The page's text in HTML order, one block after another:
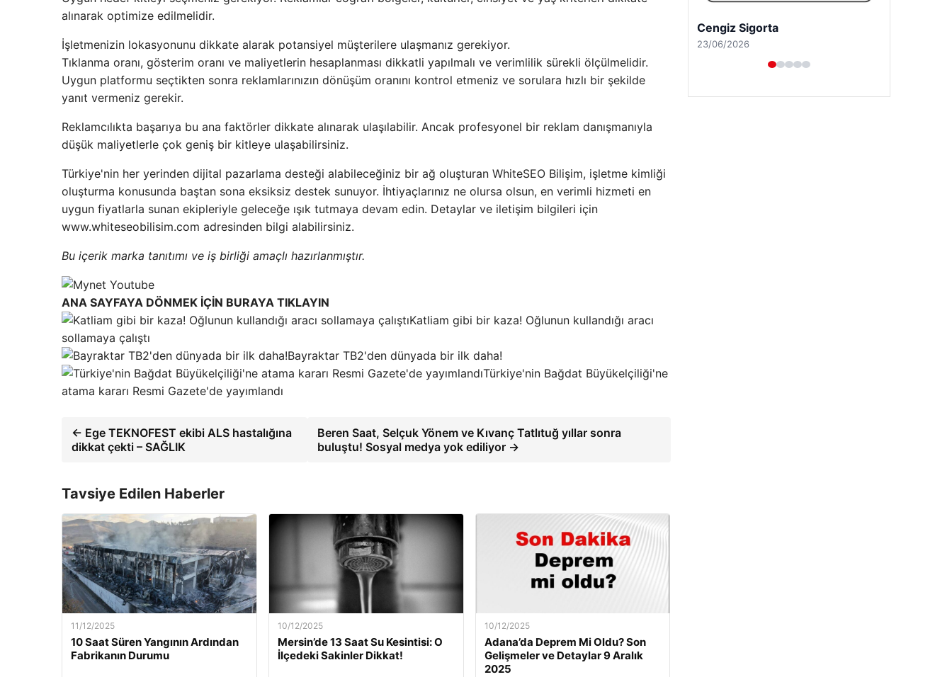
alınarak optimize edilmelidir.
İşletmenizin lokasyonunu dikkate alarak potansiyel müşterilere ulaşmanız gerekiyor.
Tıklanma oranı, gösterim oranı ve maliyetlerin hesaplanması dikkatli yapılmalı ve verimlilik sürekli ölçülmelidir.
Uygun platformu seçtikten sonra reklamlarınızın dönüşüm oranını kontrol etmeniz ve sorulara hızlı bir şekilde
yanıt vermeniz gerekir.
Reklamcılıkta başarıya bu ana faktörler dikkate alınarak ulaşılabilir. Ancak profesyonel bir reklam danışmanıyla
düşük maliyetlerle çok geniş bir kitleye ulaşabilirsiniz.
Türkiye'nin her yerinden dijital pazarlama desteği alabileceğiniz bir ağ oluşturan WhiteSEO Bilişim, işletme kimliği
oluşturma konusunda baştan sona eksiksiz destek sunuyor. İhtiyaçlarınız ne olursa olsun, en verimli hizmeti en
uygun fiyatlarla sunan ekipleriyle geleceğe ışık tutmaya devam edin. Detaylar ve iletişim bilgileri için
www.whiteseobilisim.com adresinden bilgi alabilirsiniz.
Bu içerik marka tanıtımı ve iş birliği amaçlı hazırlanmıştır.
ANA SAYFAYA DÖNMEK İÇİN BURAYA TIKLAYIN
Katliam gibi bir kaza! Oğlunun kullandığı aracı
sollamaya çalıştı
Bayraktar TB2'den dünyada bir ilk daha!
Türkiye'nin Bağdat Büyükelçiliği'ne
atama kararı Resmi Gazete'de yayımlandı
← Ege TEKNOFEST ekibi ALS hastalığına
dikkat çekti – SAĞLIK
Beren Saat, Selçuk Yönem ve Kıvanç Tatlıtuğ yıllar sonra
buluştu! Sosyal medya yok ediliyor →
Tavsiye Edilen Haberler
11/12/2025
10 Saat Süren Yangının Ardından
Fabrikanın Durumu
10/12/2025
Mersin’de 13 Saat Su Kesintisi: O
İlçedeki Sakinler Dikkat!
10/12/2025
Adana’da Deprem Mi Oldu? Son
Gelişmeler ve Detaylar 9 Aralık
2025
Hastaş Beton
26/05/2026